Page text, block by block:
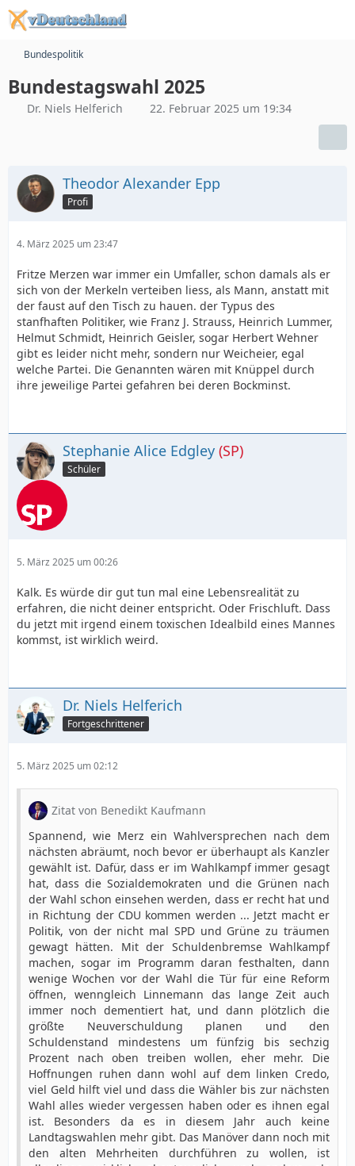
Bundespolitik
Bundestagswahl 2025
Dr. Niels Helferich 22. Februar 2025 um 19:34
Theodor Alexander Epp
Profi
4. März 2025 um 23:47
Fritze Merzen war immer ein Umfaller, schon damals als er
sich von der Merkeln verteiben liess, als Mann, anstatt mit
der faust auf den Tisch zu hauen. der Typus des
stanfhaften Politiker, wie Franz J. Strauss, Heinrich Lummer,
Helmut Schmidt, Heinrich Geisler, sogar Herbert Wehner
gibt es leider nicht mehr, sondern nur Weicheier, egal
welche Partei. Die Genannten wären mit Knüppel durch
ihre jeweilige Partei gefahren bei deren Bockminst.
Stephanie Alice Edgley (SP)
Schüler
5. März 2025 um 00:26
Kalk. Es würde dir gut tun mal eine Lebensrealität zu
erfahren, die nicht deiner entspricht. Oder Frischluft. Dass
du jetzt mit irgend einem toxischen Idealbild eines Mannes
kommst, ist wirklich weird.
Dr. Niels Helferich
Fortgeschrittener
5. März 2025 um 02:12
Zitat von Benedikt Kaufmann
Spannend, wie Merz ein Wahlversprechen nach dem
nächsten abräumt, noch bevor er überhaupt als Kanzler
gewählt ist. Dafür, dass er im Wahlkampf immer gesagt
hat, dass die Sozialdemokraten und die Grünen nach
der Wahl schon einsehen werden, dass er recht hat und
in Richtung der CDU kommen werden ... Jetzt macht er
Politik, von der nicht mal SPD und Grüne zu träumen
gewagt hätten. Mit der Schuldenbremse Wahlkampf
machen, sogar im Programm daran festhalten, dann
wenige Wochen vor der Wahl die Tür für eine Reform
öffnen, wenngleich Linnemann das lange Zeit auch
immer noch dementiert hat, und dann plötzlich die
größte Neuverschuldung planen und den
Schuldenstand mindestens um fünfzig bis sechzig
Prozent nach oben treiben wollen, eher mehr. Die
Hoffnungen ruhen dann wohl auf dem linken Credo,
viel Geld hilft viel und dass die Wähler bis zur nächsten
Wahl alles wieder vergessen haben oder es ihnen egal
ist. Besonders da es in diesem Jahr auch keine
Landtagswahlen mehr gibt. Das Manöver dann noch mit
den alten Mehrheiten durchführen zu wollen, ist